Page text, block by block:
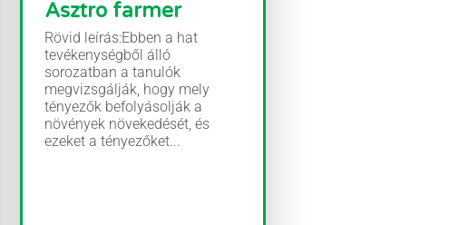
Asztro farmer
Rövid leírás:Ebben a hat
tevékenységből álló
sorozatban a tanulók
megvizsgálják, hogy mely
tényezők befolyásolják a
növények növekedését, és
ezeket a tényezőket...